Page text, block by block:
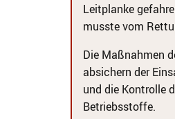
Leitplanke
musste vom
Die Maßnahmen
absichern der
und die Kontrolle
Betriebsstoffe.